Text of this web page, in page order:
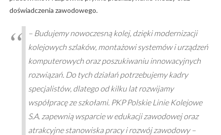
doświadczenia zawodowego.
– Budujemy nowoczesną kolej, dzięki modernizacji
kolejowych szlaków, montażowi systemów i urządzeń
komputerowych oraz poszukiwaniu innowacyjnych
rozwiązań. Do tych działań potrzebujemy kadry
specjalistów, dlatego od kilku lat rozwijamy
współpracę ze szkołami. PKP Polskie Linie Kolejowe
S.A. zapewnią wsparcie w edukacji zawodowej oraz
atrakcyjne stanowiska pracy i rozwój zawodowy –